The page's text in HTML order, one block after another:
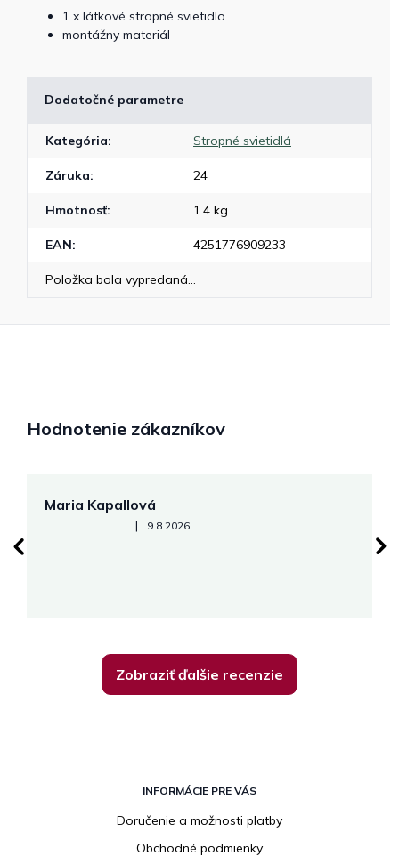
1 x látkové stropné svietidlo
montážny materiál
Dodatočné parametre
Kategória: Stropné svietidlá
Záruka: 24
Hmotnosť: 1.4 kg
EAN: 4251776909233
Položka bola vypredaná…
Hodnotenie zákazníkov
Maria Kapallová
Hodnotenie obchodu je 5 z 5 hviezdičiek.
| 9.8.2026
Zobraziť ďalšie recenzie
INFORMÁCIE PRE VÁS
Doručenie a možnosti platby
Obchodné podmienky